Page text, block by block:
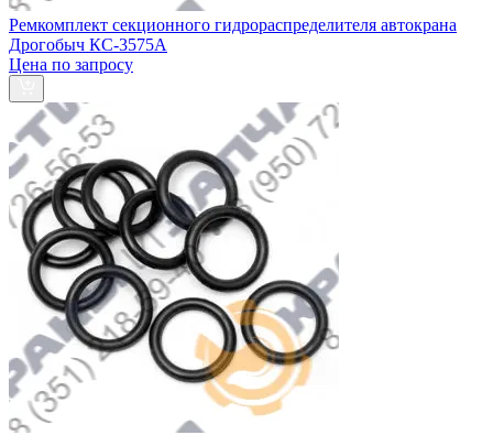
Ремкомплект секционного гидрораспределителя автокрана
Дрогобыч КС-3575А
Цена по запросу